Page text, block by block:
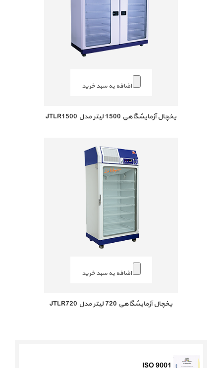
اضافه به سبد خرید
یخچال آزمایشگاهی 1500 لیتر مدل JTLR1500
اضافه به سبد خرید
یخچال آزمایشگاهی 720 لیتر مدل JTLR720